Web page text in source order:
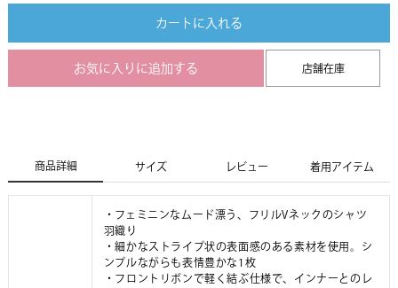
カートに入れる
お気に入りに追加する 店舗在庫
商品詳細 サイズ レビュー 着用アイテム
・フェミニンなムード漂う、フリルVネックのシャツ
羽織り
・細かなストライプ状の表面感のある素材を使用。シ
ンプルながらも表情豊かな1枚
・フロントリボンで軽く結ぶ仕様で、インナーとのレ